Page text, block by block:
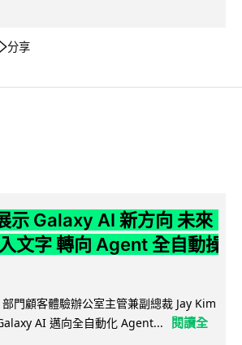
分享
示 Galaxy AI 新方向 未來
文字 轉向 Agent 全自動操
門顧客體驗辦公室主管兼副總裁 Jay Kim
AI 邁向全自動化 Agent...
閱讀全